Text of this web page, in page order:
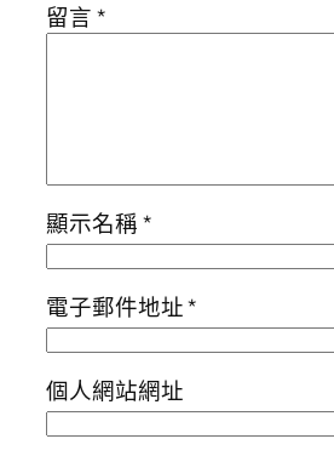
留言*
顯示名稱*
電子郵件地址*
個人網站網址